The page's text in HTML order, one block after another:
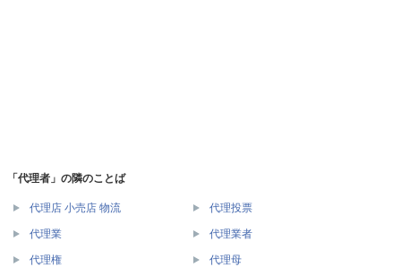
「代理者」の隣のことば
代理店 小売店 物流 代理投票
代理業 代理業者
代理権 代理母